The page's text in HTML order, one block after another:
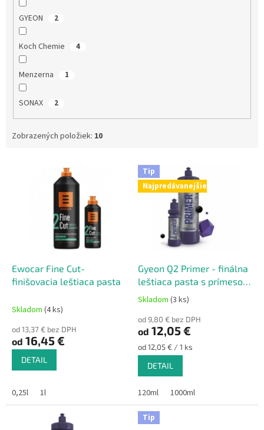
GYEON 2
Koch Chemie 4
Menzerna 1
SONAX 2
Zobrazených položiek: 10
Ewocar Fine Cut-
finišovacia leštiaca pasta
Skladom (4 ks)
od 13,37 € bez DPH
od 16,45 €
DETAIL
0,25l 1l
Tip
Najpredávanejšie
Gyeon Q2 Primer - finálna
leštiaca pasta s prímesou
SiO2 pred aplikovaním
keramického povlaku
Priemerné
produktu
je
5,0
z
hviezdičiek.
Skladom (3 ks)
od 9,80 € bez DPH
od 12,05 €
Jednotková
cena:
od 12,05 € / 1 ks
DETAIL
120ml 1000ml
Tip